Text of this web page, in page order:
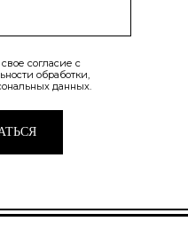
согласие с
обработки,
данных.